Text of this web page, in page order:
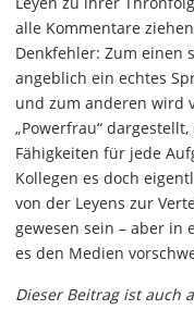
alle Kommentare
Denkfehler: Zum einen
angeblich ein echtes
und zum anderen wird
„Powerfrau“
Fähigkeiten für jede
Kollegen es doch
von der Leyens zur
gewesen sein – aber in
es den Medien
Dieser Beitrag ist auch